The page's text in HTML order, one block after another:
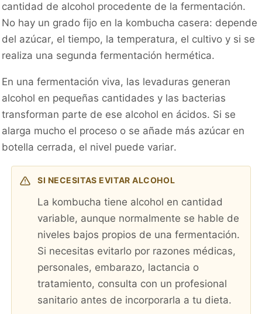
cantidad de alcohol procedente de la fermentación.
No hay un grado fijo en la kombucha casera: depende
del azúcar, el tiempo, la temperatura, el cultivo y si se
realiza una segunda fermentación hermética.
En una fermentación viva, las levaduras generan
alcohol en pequeñas cantidades y las bacterias
transforman parte de ese alcohol en ácidos. Si se
alarga mucho el proceso o se añade más azúcar en
botella cerrada, el nivel puede variar.
SI NECESITAS EVITAR ALCOHOL
La kombucha tiene alcohol en cantidad
variable, aunque normalmente se hable de
niveles bajos propios de una fermentación.
Si necesitas evitarlo por razones médicas,
personales, embarazo, lactancia o
tratamiento, consulta con un profesional
sanitario antes de incorporarla a tu dieta.